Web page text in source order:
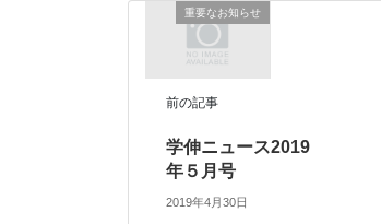
重要なお知らせ
前の記事
学伸ニュース2019
年５月号
2019年4月30日